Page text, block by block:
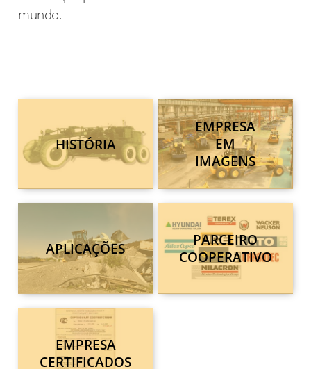
mundo.
HISTÓRIA
EMPRESA
EM
IMAGENS
APLICAÇÕES
PARCEIRO
COOPERATIVO
EMPRESA
CERTIFICADOS